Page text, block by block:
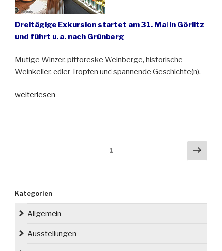
Görlitz“
Dreitägige Exkursion startet am 31. Mai in Görlitz
und führt u. a. nach Grünberg
Mutige Winzer, pittoreske Weinberge, historische
Weinkeller, edler Tropfen und spannende Geschichte(n).
„Exkursion
weiterlesen
Seitennummerierung1
Kategorien
Allgemein
Ausstellungen